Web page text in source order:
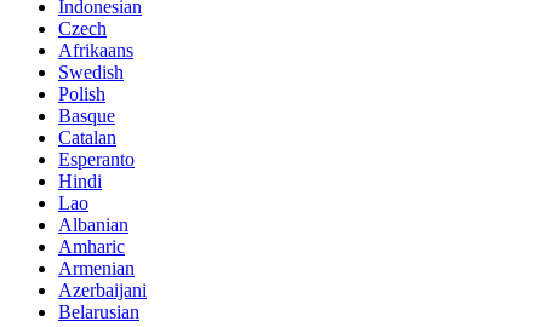
Indonesian
Czech
Afrikaans
Swedish
Polish
Basque
Catalan
Esperanto
Hindi
Lao
Albanian
Amharic
Armenian
Azerbaijani
Belarusian